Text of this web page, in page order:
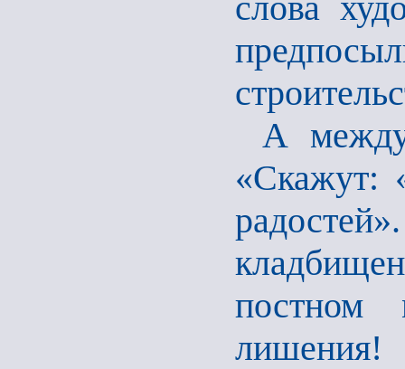
А
«Скажут:
постном